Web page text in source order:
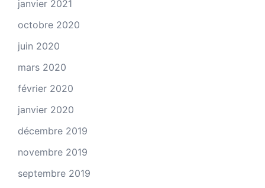
janvier 2021
octobre 2020
juin 2020
mars 2020
février 2020
janvier 2020
décembre 2019
novembre 2019
septembre 2019